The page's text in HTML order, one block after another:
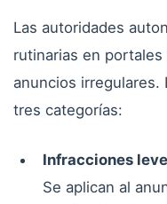
Las autoridades
rutinarias en
anuncios irregulares.
tres categorías:
Infracciones
Se aplican al